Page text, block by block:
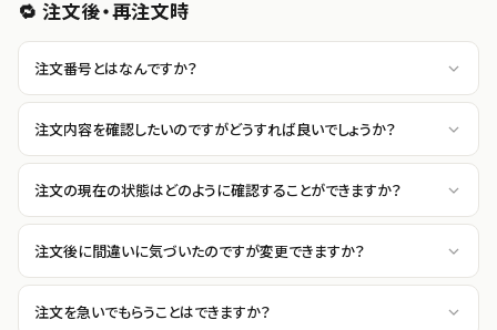
🔁 注文後・再注文時
注文番号とはなんですか？
注文内容を確認したいのですがどうすれば良いでしょうか？
注文の現在の状態はどのように確認することができますか？
注文後に間違いに気づいたのですが変更できますか？
注文を急いでもらうことはできますか？